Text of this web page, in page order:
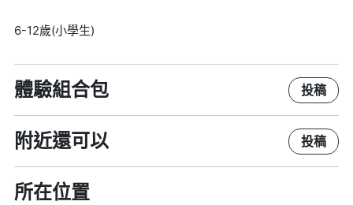
6-12歲(小學生)
體驗組合包 投稿
附近還可以 投稿
所在位置